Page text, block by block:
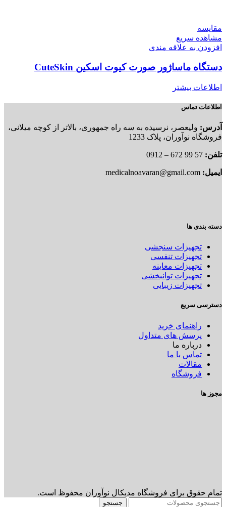
مقایسه
مشاهده سریع
افزودن به علاقه مندی
دستگاه ماساژور صورت کیوت اسکین CuteSkin
اطلاعات بیشتر
اطلاعات تماس
آدرس: ولیعصر، نرسیده به سه راه جمهوری، بالاتر از کوچه میلانی،
فروشگاه نوآوران، پلاک 1233
تلفن: 57 99 672 – 0912
ایمیل:
دسته بندی ها
تجهیزات سنجشی
تجهیزات تنفسی
تجهیزات معاینه
تجهیزات توانبخشی
تجهیزات زیبایی
دسترسی سریع
راهنمای خرید
پرسش های متداول
درباره ما
تماس با ما
مقالات
فروشگاه
مجوز ها
تمام حقوق برای فروشگاه مدیکال نوآوران محفوظ است.
جستجو